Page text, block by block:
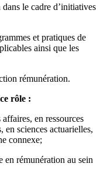
le cadre d’initiatives
et pratiques de
ainsi que les
rémunération.
rôle :
en ressources
en sciences actuarielles,
connexe;
en rémunération au sein